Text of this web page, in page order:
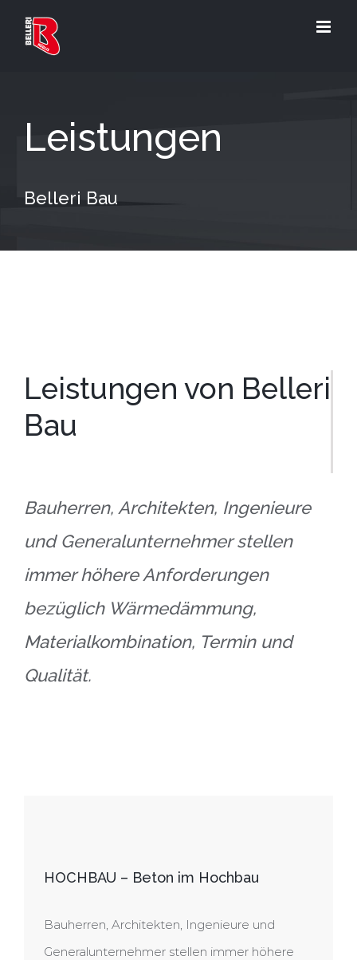
Inhalt
Leistungen
Belleri Bau
Leistungen von Belleri
Bau
Bauherren, Architekten, Ingenieure
und Generalunternehmer stellen
immer höhere Anforderungen
bezüglich Wärmedämmung,
Materialkombination, Termin und
Qualität.
HOCHBAU – Beton im Hochbau
Bauherren, Architekten, Ingenieure und
Generalunternehmer stellen immer höhere